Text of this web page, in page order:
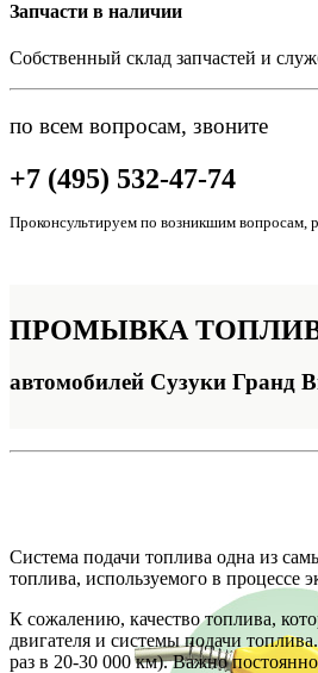
Запчасти в наличии
Собственный склад запчастей и
по всем вопросам, звоните
+7 (495) 532-47-74
Проконсультируем по возникшим вопросам,
ПРОМЫВКА
автомобилей Сузуки Гранд
Система подачи топлива одна из
топлива, используемого в процессе
К сожалению, качество топлива,
двигателя и системы подачи
раз в 20-30 000 км). Важно